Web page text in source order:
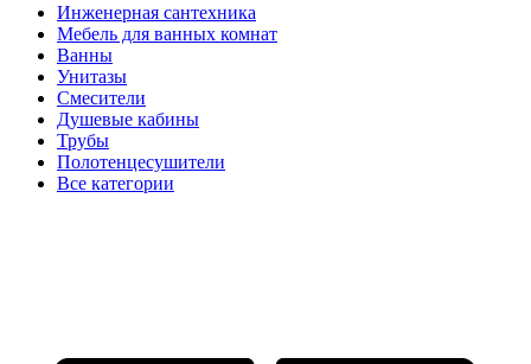
Инженерная сантехника
Мебель для ванных комнат
Ванны
Унитазы
Смесители
Душевые кабины
Трубы
Полотенцесушители
Все категории